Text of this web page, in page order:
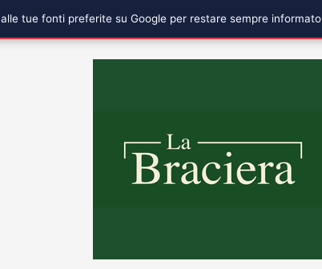
alle tue fonti preferite su Google per restare sempre informato